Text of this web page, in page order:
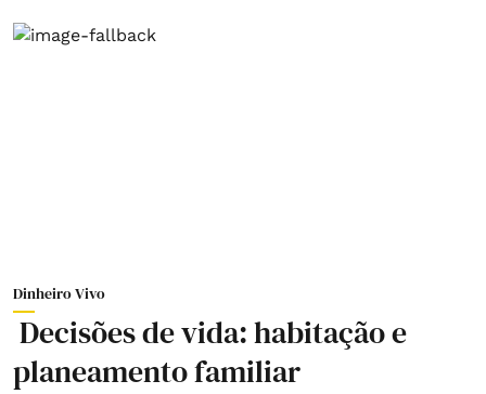
Dinheiro Vivo
Decisões de vida: habitação e
planeamento familiar